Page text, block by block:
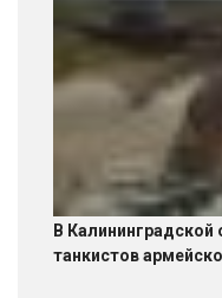
В Калининградской
танкистов